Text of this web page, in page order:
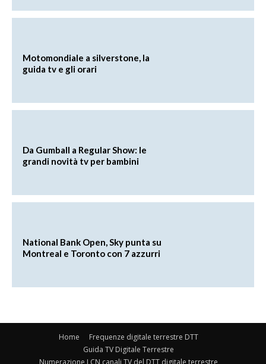
Motomondiale a silverstone, la
guida tv e gli orari
Da Gumball a Regular Show: le
grandi novità tv per bambini
National Bank Open, Sky punta su
Montreal e Toronto con 7 azzurri
Home
Frequenze digitale terrestre DTT
Guida TV Digitale Terrestre
Numerazione LCN canali TV del DTT digitale terrestre